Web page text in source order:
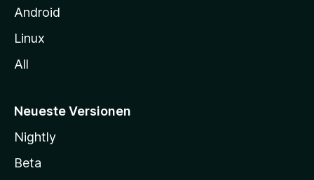
n
Android
Linux
All
Neueste Versionen
Nightly
Beta